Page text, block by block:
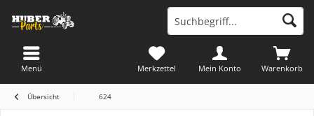
Warenkorb
Merkzettel Mein Konto
Menü
Übersicht 624